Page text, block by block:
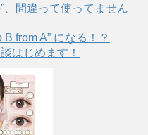
、間違って使ってません
B from A” になる！？
はじめます！